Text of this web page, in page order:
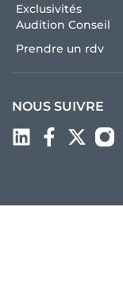
Exclusivités
Audition Conseil
Prendre un rdv
NOUS SUIVRE